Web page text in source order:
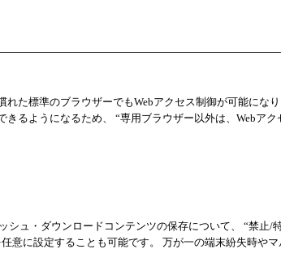
た標準のブラウザーでもWebアクセス制御が可能になり
るようになるため、 “専用ブラウザー以外は、Webアク
シュ・ダウンロードコンテンツの保存について、 “禁止/
意に設定することも可能です。 万が一の端末紛失時やマ